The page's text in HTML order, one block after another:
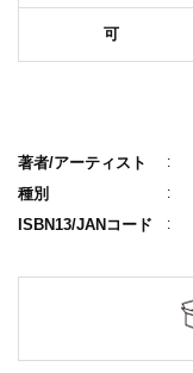
可
著者/アーティスト
種別
ISBN13/JANコード